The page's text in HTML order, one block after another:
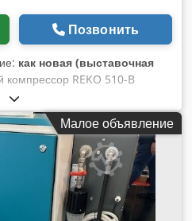
Позвонить
как новая (выставочная
компрессор REKO 510-B
работы вкл. резервуар для
л Часы работы: 0,75 Bh Год:
10 бар Производительность:
3,0 кВт Напряжение
компрессора: 1200 мин-1
для сжатого воздуха: 3 л
Масса: 45 кг У нас всегда в
и бывших в употреблении
Малое объявление